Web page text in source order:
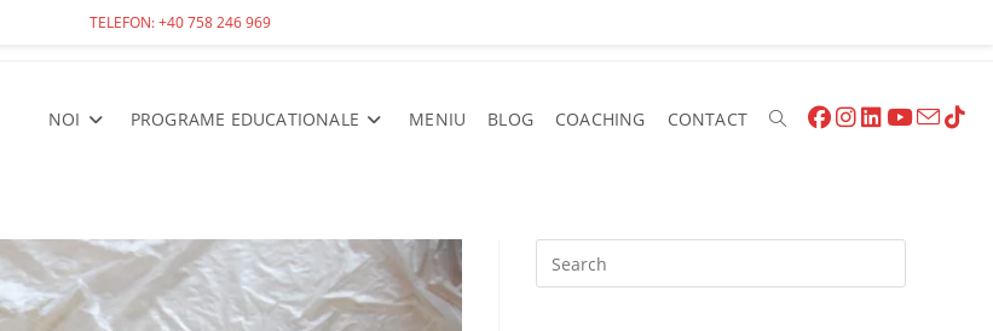
TELEFON: +40 758 246 969
NOI PROGRAME EDUCATIONALE MENIU BLOG COACHING CONTACT